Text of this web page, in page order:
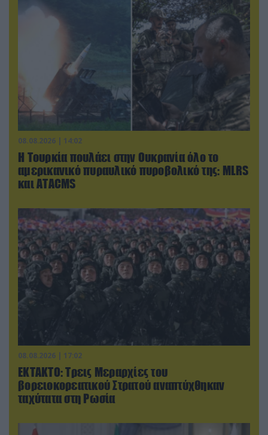
08.08.2026 | 14:02
Η Τουρκία πουλάει στην Ουκρανία όλο το
αμερικανικό πυραυλικό πυροβολικό της: MLRS
και ΑΤΑCMS
08.08.2026 | 17:02
ΕΚΤΑΚΤΟ: Τρεις Μεραρχίες του
βορειοκορεατικού Στρατού αναπτύχθηκαν
ταχύτατα στη Ρωσία